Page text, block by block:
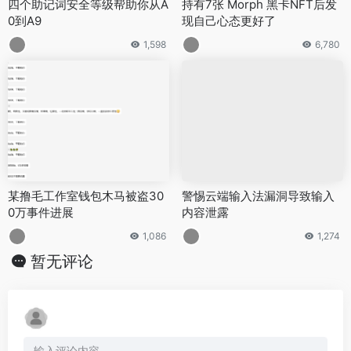
四个助记词安全等级帮助你从A
0到A9
1,598
持有7张 Morph 黑卡NFT后发
现自己心态更好了
6,780
某撸毛工作室钱包木马被盗30
0万事件进展
1,086
警惕云端输入法漏洞导致输入
内容泄露
1,274
暂无评论